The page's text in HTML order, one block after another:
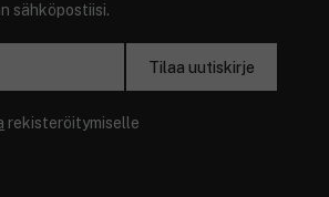
sähköpostiisi.
Tilaa uutiskirje
rekisteröitymiselle